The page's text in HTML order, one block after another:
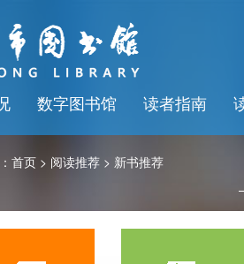
数字图书馆 读者指南
首页 > 阅读推荐 > 新书推荐